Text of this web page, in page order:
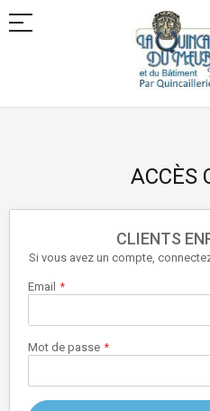
Allez
ACCÈS
CLIENTS
Si vous avez un compte,
Email
Mot de passe